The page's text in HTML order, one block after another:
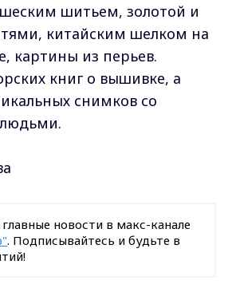
шитьем, золотой и
китайским шелком на
картины из перьев.
книг о вышивке, а
снимков со
новости в макс-канале
. Подписывайтесь и будьте в